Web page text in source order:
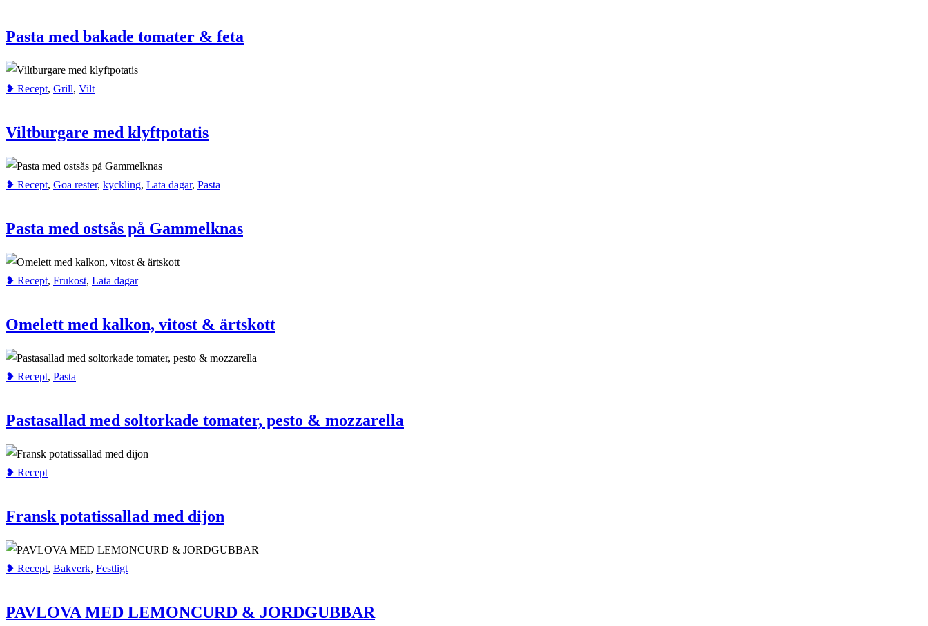
Pasta med bakade tomater & feta
❥ Recept, Grill, Vilt
Viltburgare med klyftpotatis
❥ Recept, Goa rester, kyckling, Lata dagar, Pasta
Pasta med ostsås på Gammelknas
❥ Recept, Frukost, Lata dagar
Omelett med kalkon, vitost & ärtskott
❥ Recept, Pasta
Pastasallad med soltorkade tomater, pesto & mozzarella
❥ Recept
Fransk potatissallad med dijon
❥ Recept, Bakverk, Festligt
PAVLOVA MED LEMONCURD & JORDGUBBAR